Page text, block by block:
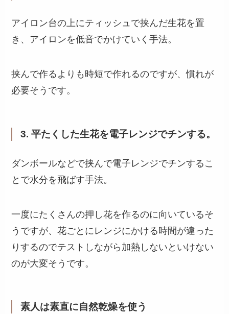
アイロン台の上にティッシュで挟んだ生花を置
き、アイロンを低音でかけていく手法。
挟んで作るよりも時短で作れるのですが、慣れが
必要そうです。
3. 平たくした生花を電子レンジでチンする。
ダンボールなどで挟んで電子レンジでチンするこ
とで水分を飛ばす手法。
一度にたくさんの押し花を作るのに向いているそ
うですが、花ごとにレンジにかける時間が違った
りするのでテストしながら加熱しないといけない
のが大変そうです。
素人は素直に自然乾燥を使う